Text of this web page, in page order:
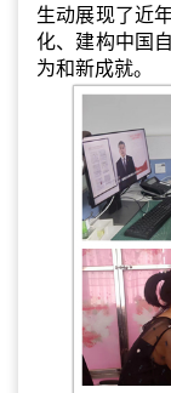
生动展现了近
化、建构中国
为和新成就。